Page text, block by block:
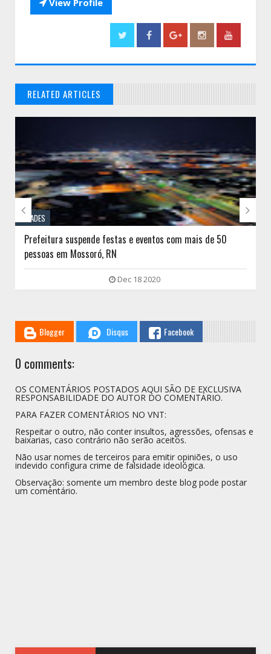
 View Profile
RELATED ARTICLES
// THATS WHAT YOU MIGHT BE LOOKING FOR
CIDADES
Prefeitura suspende festas e eventos com mais de 50
pessoas em Mossoró, RN
Dec 18 2020
 
Blogger Disqus Facebook
0 comments:
OS COMENTÁRIOS POSTADOS AQUI SÃO DE EXCLUSIVA
RESPONSABILIDADE DO AUTOR DO COMENTÁRIO.
PARA FAZER COMENTÁRIOS NO VNT:
Respeitar o outro, não conter insultos, agressões, ofensas e
baixarias, caso contrário não serão aceitos.
Não usar nomes de terceiros para emitir opiniões, o uso
indevido configura crime de falsidade ideológica.
Observação: somente um membro deste blog pode postar
um comentário.